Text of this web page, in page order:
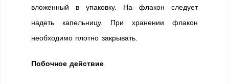
вложенный в упаковку. На флакон следует
надеть капельницу. При хранении флакон
необходимо плотно закрывать.
Побочное действие